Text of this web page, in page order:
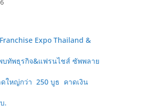
Expo Thailand &
พบทัพธุรกิจ&แฟรนไชส์ ซัพพลาย
ดใหญ่กว่า 250 บูธ คาดเงิน
.